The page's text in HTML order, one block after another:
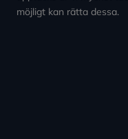
möjligt kan rätta dessa.